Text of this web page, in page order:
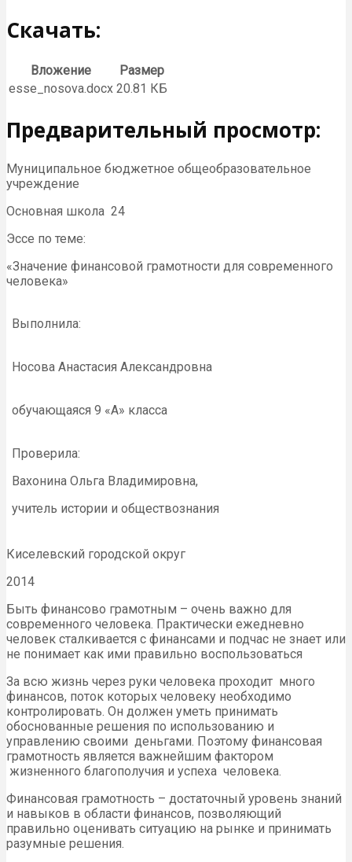
Скачать:
Вложение
Размер
esse_nosova.docx 20.81 КБ
Предварительный просмотр:
Муниципальное бюджетное общеобразовательное
учреждение
Основная школа 24
Эссе по теме:
«Значение финансовой грамотности для современного
человека»
Выполнила:
Носова Анастасия Александровна
обучающаяся 9 «А» класса
Проверила:
Вахонина Ольга Владимировна,
учитель истории и обществознания
Киселевский городской округ
2014
Быть финансово грамотным – очень важно для
современного человека. Практически ежедневно
человек сталкивается с финансами и подчас не знает или
не понимает как ими правильно воспользоваться
За всю жизнь через руки человека проходит много
финансов, поток которых человеку необходимо
контролировать. Он должен уметь принимать
обоснованные решения по использованию и
управлению своими деньгами. Поэтому финансовая
грамотность является важнейшим фактором
жизненного благополучия и успеха человека.
Финансовая грамотность – достаточный уровень знаний
и навыков в области финансов, позволяющий
правильно оценивать ситуацию на рынке и принимать
разумные решения.